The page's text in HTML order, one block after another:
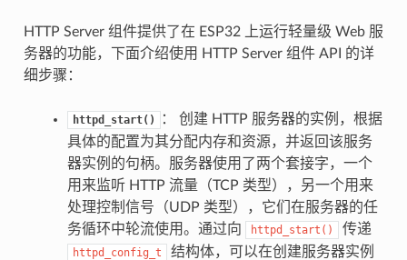
HTTP Server 组件提供了在 ESP32 上运行轻量级 Web 服
务器的功能，下面介绍使用 HTTP Server 组件 API 的详
细步骤：
httpd_start()
： 创建 HTTP 服务器的实例，根据
具体的配置为其分配内存和资源，并返回该服务
器实例的句柄。服务器使用了两个套接字，一个
用来监听 HTTP 流量（TCP 类型），另一个用来
处理控制信号（UDP 类型），它们在服务器的任
务循环中轮流使用。通过向
httpd_start() 传递
httpd_config_t
结构体，可以在创建服务器实例